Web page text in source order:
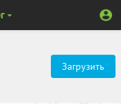
Загрузить